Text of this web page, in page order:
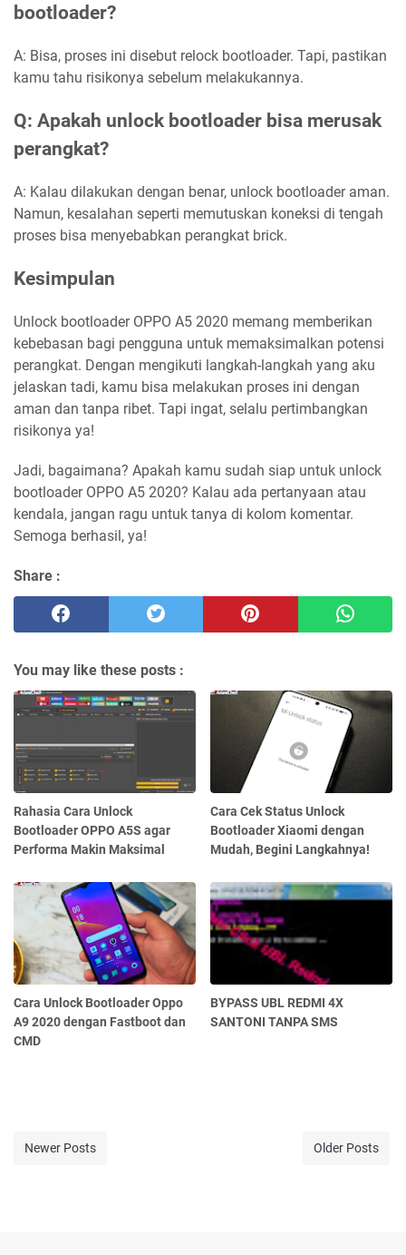
bootloader?
A: Bisa, proses ini disebut relock bootloader. Tapi, pastikan
kamu tahu risikonya sebelum melakukannya.
Q: Apakah unlock bootloader bisa merusak
perangkat?
A: Kalau dilakukan dengan benar, unlock bootloader aman.
Namun, kesalahan seperti memutuskan koneksi di tengah
proses bisa menyebabkan perangkat brick.
Kesimpulan
Unlock bootloader OPPO A5 2020 memang memberikan
kebebasan bagi pengguna untuk memaksimalkan potensi
perangkat. Dengan mengikuti langkah-langkah yang aku
jelaskan tadi, kamu bisa melakukan proses ini dengan
aman dan tanpa ribet. Tapi ingat, selalu pertimbangkan
risikonya ya!
Jadi, bagaimana? Apakah kamu sudah siap untuk unlock
bootloader OPPO A5 2020? Kalau ada pertanyaan atau
kendala, jangan ragu untuk tanya di kolom komentar.
Semoga berhasil, ya!
Share :
You may like these posts :
Rahasia Cara Unlock
Bootloader OPPO A5S agar
Performa Makin Maksimal
Cara Cek Status Unlock
Bootloader Xiaomi dengan
Mudah, Begini Langkahnya!
Cara Unlock Bootloader Oppo
A9 2020 dengan Fastboot dan
CMD
BYPASS UBL REDMI 4X
SANTONI TANPA SMS
Newer Posts Older Posts